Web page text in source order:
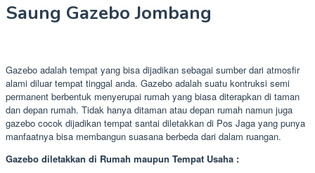
Saung Gazebo Jombang
Gazebo adalah tempat yang bisa dijadikan sebagai sumber dari atmosfir
alami diluar tempat tinggal anda. Gazebo adalah suatu kontruksi semi
permanent berbentuk menyerupai rumah yang biasa diterapkan di taman
dan depan rumah. Tidak hanya ditaman atau depan rumah namun juga
gazebo cocok dijadikan tempat santai diletakkan di Pos Jaga yang punya
manfaatnya bisa membangun suasana berbeda dari dalam ruangan.
Gazebo diletakkan di Rumah maupun Tempat Usaha :